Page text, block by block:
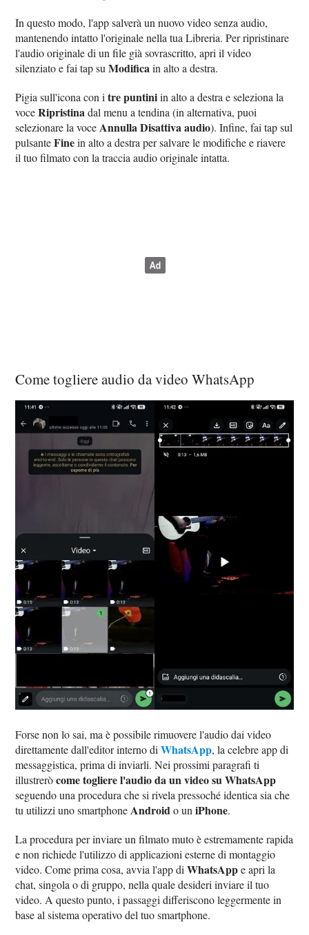
In questo modo, l'app salverà un nuovo video senza audio,
mantenendo intatto l'originale nella tua Libreria. Per ripristinare
l'audio originale di un file già sovrascritto, apri il video
silenziato e fai tap suModificain alto a destra.
Pigia sull'icona con itre puntiniin alto a destra e seleziona la
voceRipristinadal menu a tendina (in alternativa, puoi
selezionare la voceAnnulla Disattiva audio). Infine, fai tap sul
pulsanteFinein alto a destra per salvare le modifiche e riavere
il tuo filmato con la traccia audio originale intatta.
Come togliere audio da video WhatsApp
Forse non lo sai, ma è possibile rimuovere l'audio dai video
direttamente dall'editor interno diWhatsApp, la celebre app di
messaggistica, prima di inviarli. Nei prossimi paragrafi ti
illustreròcome togliere l'audio da un video su WhatsApp
seguendo una procedura che si rivela pressoché identica sia che
tu utilizzi uno smartphone Androido uniPhone.
La procedura per inviare un filmato muto è estremamente rapida
e non richiede l'utilizzo di applicazioni esterne di montaggio
video. Come prima cosa, avvia l'app diWhatsAppe apri la
chat, singola o di gruppo, nella quale desideri inviare il tuo
video. A questo punto, i passaggi differiscono leggermente in
base al sistema operativo del tuo smartphone.